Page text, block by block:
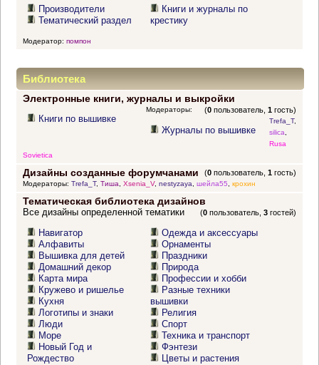
Производители
Тематический раздел
Книги и журналы по
крестику
Модератор: помпон
Библиотека
Электронные книги, журналы и выкройки
(0 пользователь,1 гость)
Книги по вышивке
Журналы по вышивке
Модераторы:
Trefa_T,
silica,
Rusa
Sovietica
Дизайны созданные форумчанами (0 пользователь,1 гость)
Модераторы: Trefa_T, Тиша, Xsenia_V, nestyzaya, шейла55, крохин
Тематическая библиотека дизайнов
(0 пользователь,3 гостей)
Все дизайны определенной тематики
Навигатор
Алфавиты
Вышивка для детей
Домашний декор
Карта мира
Кружево и ришелье
Кухня
Логотипы и знаки
Люди
Море
Новый Год и
Рождество
Одежда и аксессуары
Орнаменты
Праздники
Природа
Профессии и хобби
Разные техники
вышивки
Религия
Спорт
Техника и транспорт
Фэнтези
Цветы и растения